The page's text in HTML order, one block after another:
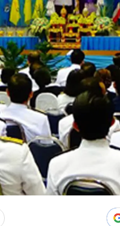
โซเชียลได้ที่